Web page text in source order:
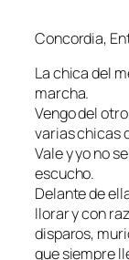
Concordia,
La chica del
marcha.
Vengo del
varias chicas
Vale y yo no
escucho.
Delante de
llorar y con
disparos,
que siempre